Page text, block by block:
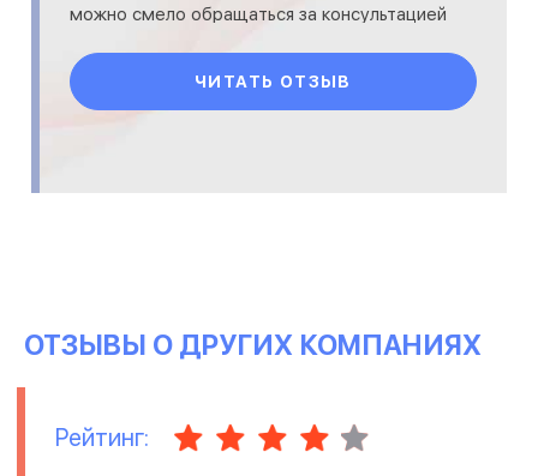
можно смело обращаться за консультацией
ЧИТАТЬ ОТЗЫВ
ОТЗЫВЫ О ДРУГИХ КОМПАНИЯХ
Рейтинг: